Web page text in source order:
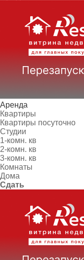
Аренда
Квартиры
Квартиры посуточно
Студии
1-комн. кв
2-комн. кв
3-комн. кв
Комнаты
Дома
Сдать